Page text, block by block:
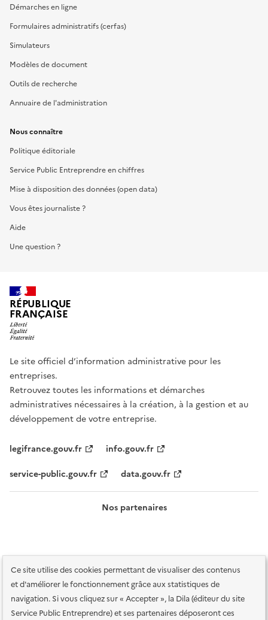
Ce site utilise des cookies permettant de visualiser des contenus
et d'améliorer le fonctionnement grâce aux statistiques de
navigation. Si vous cliquez sur « Accepter », la Dila (éditeur du site
Service Public Entreprendre) et ses partenaires déposeront ces
Démarches en ligne
Formulaires administratifs (cerfas)
Simulateurs
Modèles de document
Outils de recherche
Annuaire de l'administration
Nous connaître
Politique éditoriale
Service Public Entreprendre en chiffres
Mise à disposition des données (open data)
Vous êtes journaliste ?
Aide
Une question ?
RÉPUBLIQUE
FRANÇAISE
Le site officiel d’information administrative pour les
entreprises.
Retrouvez toutes les informations et démarches
administratives nécessaires à la création, à la gestion et au
développement de votre entreprise.
legifrance.gouv.fr
info.gouv.fr
service-public.gouv.fr
data.gouv.fr
Nos partenaires
Plan du site Accessibilité : totalement conforme Accessibilité des